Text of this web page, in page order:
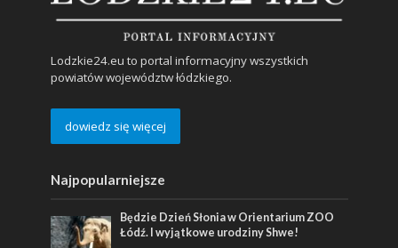
Lodzkie24.eu to portal informacyjny wszystkich
powiatów województw łódzkiego.
dowiedz się więcej
Najpopularniejsze
Będzie Dzień Słonia w Orientarium ZOO
Łódź. I wyjątkowe urodziny Shwe!